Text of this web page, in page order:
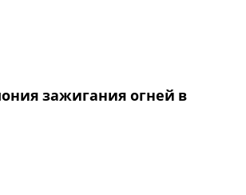
зажигания огней в